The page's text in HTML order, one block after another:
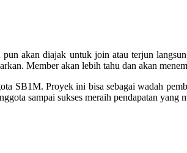
akan diajak untuk join atau terjun
Member akan lebih tahu dan akan
SB1M. Proyek ini bisa sebagai wadah
sampai sukses meraih pendapatan yang